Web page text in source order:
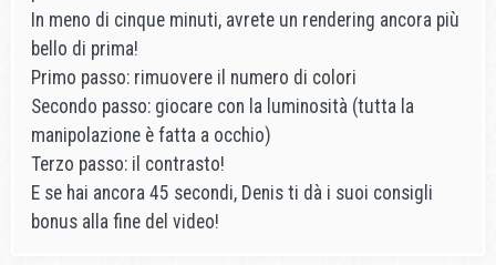
In meno di cinque minuti, avrete un rendering ancora più
bello di prima!
Primo passo: rimuovere il numero di colori
Secondo passo: giocare con la luminosità (tutta la
manipolazione è fatta a occhio)
Terzo passo: il contrasto!
E se hai ancora 45 secondi, Denis ti dà i suoi consigli
bonus alla fine del video!